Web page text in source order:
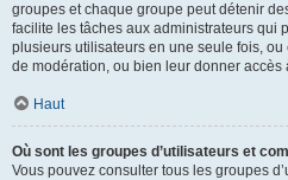
groupes et chaque groupe peut détenir
facilite les tâches aux administrateurs qui
plusieurs utilisateurs en une seule fois,
de modération, ou bien leur donner accès
Haut
Où sont les groupes d’utilisateurs et
Vous pouvez consulter tous les groupes